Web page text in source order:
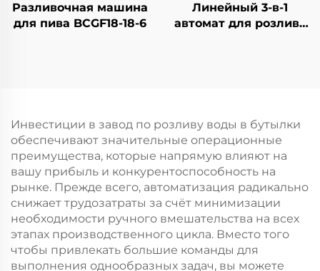
Разливочная машина
для пива BCGF18-18-6
Линейный 3-в-1
автомат для розлива
Инвестиции в завод по розливу воды в бутылки
обеспечивают значительные операционные
преимущества, которые напрямую влияют на
вашу прибыль и конкурентоспособность на
рынке. Прежде всего, автоматизация радикально
снижает трудозатраты за счёт минимизации
необходимости ручного вмешательства на всех
этапах производственного цикла. Вместо того
чтобы привлекать большие команды для
выполнения однообразных задач, вы можете